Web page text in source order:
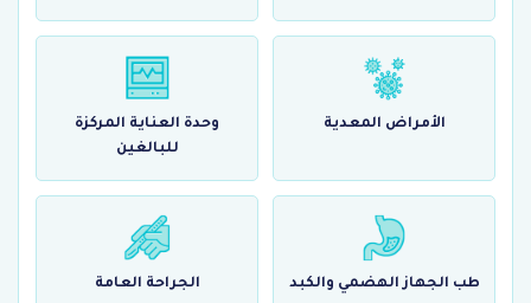
الأمراض المعدية
وحدة العناية المركزة
للبالغين
طب الجهاز الهضمي والكبد الجراحة العامة